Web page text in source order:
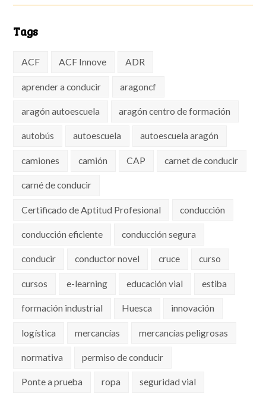
Tags
ACF ACF Innove ADR
aprender a conducir aragoncf
aragón autoescuela aragón centro de formación
autobús autoescuela autoescuela aragón
camiones camión CAP carnet de conducir
carné de conducir
Certificado de Aptitud Profesional conducción
conducción eficiente conducción segura
conducir conductor novel cruce curso
cursos e-learning educación vial estiba
formación industrial Huesca innovación
logística mercancías mercancías peligrosas
normativa permiso de conducir
Ponte a prueba ropa seguridad vial